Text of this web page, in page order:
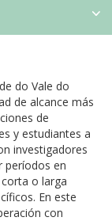
do Vale do
de alcance más
de
y estudiantes a
investigadores
períodos en
o larga
En este
con